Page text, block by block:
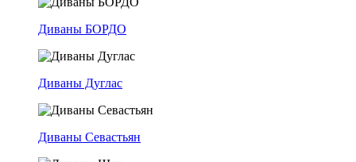
Диваны БОРДО
Диваны Дуглас
Диваны Севастьян